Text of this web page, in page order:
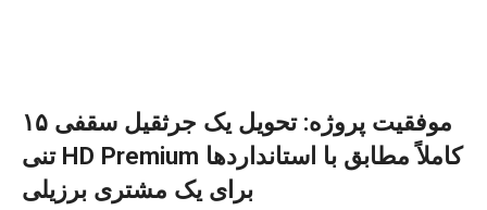
موفقیت پروژه: تحویل یک جرثقیل سقفی ۱۵
تنی HD Premium کاملاً مطابق با استانداردها
برای یک مشتری برزیلی